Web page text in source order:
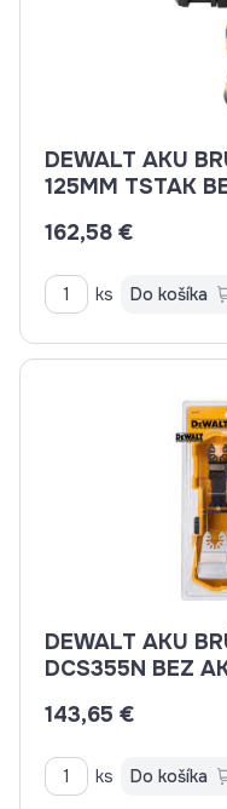
DEWALT AKU
125MM TSTAK
162,58 €
ks Do košíka
DEWALT AKU
DCS355N BEZ
143,65 €
ks Do košíka